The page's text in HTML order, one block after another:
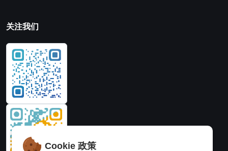
关注我们
Cookie 政策